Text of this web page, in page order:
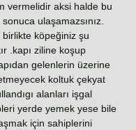
vermelidir aksi halde bu
ulaşamazsınız.
köpeğiniz şu
.kapı ziline koşup
gelenlerin üzerine
koltuk çekyat
alanları işgal
yerde yemek yese bile
için sahiplerini